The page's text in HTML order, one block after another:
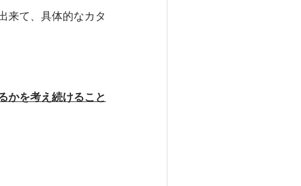
来て、具体的なカタ
かを考え続けること